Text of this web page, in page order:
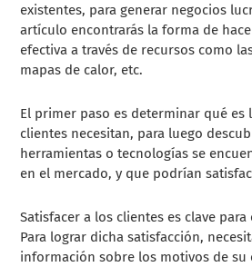
existentes, para generar negocios
artículo encontrarás la forma de
efectiva a través de recursos como
mapas de calor, etc.
El primer paso es determinar qué es
clientes necesitan, para luego
herramientas o tecnologías se
en el mercado, y que podrían
Satisfacer a los clientes es clave
Para lograr dicha satisfacción,
información sobre los motivos de